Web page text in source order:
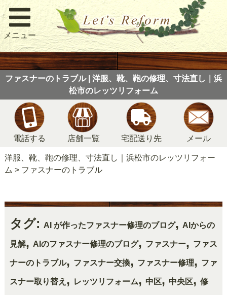
メニュー
ファスナーのトラブル | 洋服、靴、鞄の修理、寸法直し｜浜
松市のレッツリフォーム
電話する 店舗一覧 宅配送り先 メール
洋服、靴、鞄の修理、寸法直し｜浜松市のレッツリフォー
ム > ファスナーのトラブル
タグ: AI が作ったファスナー修理のブログ, AIからの
見解, AIのファスナー修理のブログ, ファスナー, ファス
ナーのトラブル, ファスナー交換, ファスナー修理, ファ
スナー取り替え , レッツリフォーム, 中区, 中央区, 修